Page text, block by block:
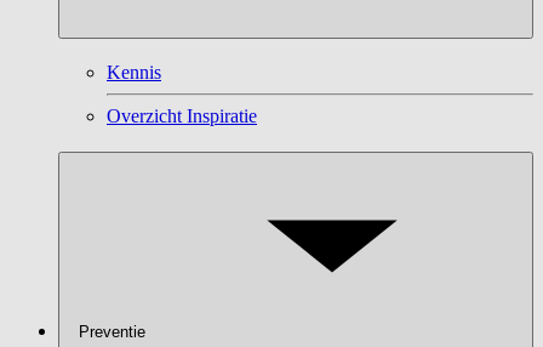
Kennis
Overzicht Inspiratie
Preventie